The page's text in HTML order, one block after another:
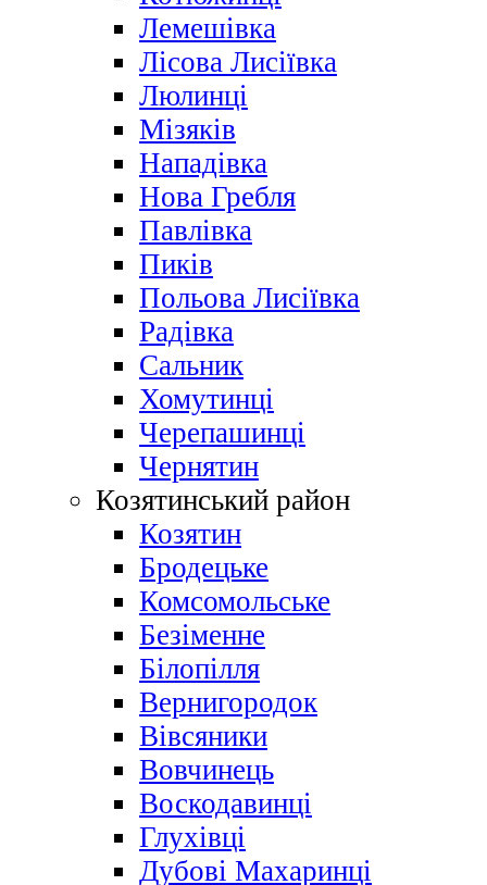
Лемешівка
Лісова Лисіївка
Люлинці
Мізяків
Нападівка
Нова Гребля
Павлівка
Пиків
Польова Лисіївка
Радівка
Сальник
Хомутинці
Черепашинці
Чернятин
Козятинський район
Козятин
Бродецьке
Комсомольське
Безіменне
Білопілля
Вернигородок
Вівсяники
Вовчинець
Воскодавинці
Глухівці
Дубові Махаринці